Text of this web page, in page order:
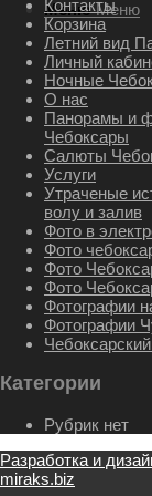
Меню Меню
Контакты
Корзина
Летний вид
Личный
Ночные
О нас
Панорамы и
Чебоксары
Салюты
Услуги
Утраченые
волу и залив
Фото в
Фото
Фото
Фото
Фотографии
Фотографии
Категории
Рубрик нет
Разработка и
miraks.biz